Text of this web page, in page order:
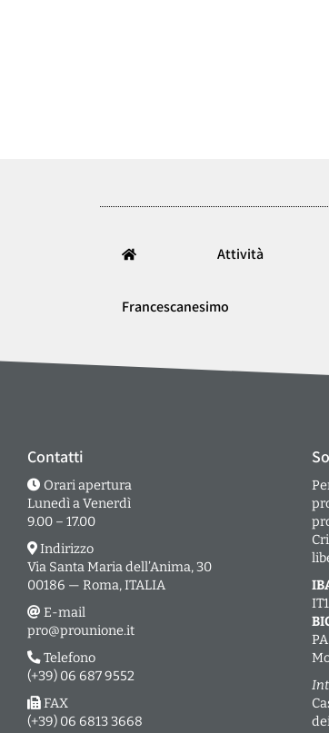
Attività
Francescanesimo
Contatti
Orari apertura
Lunedì a Venerdì
9.00 – 17.00
Indirizzo
Via Santa Maria dell’Anima, 30
00186 — Roma, ITALIA
E-mail
pro@prounione.it
Telefono
(+39) 06 687 9552
FAX
(+39) 06 6813 3668